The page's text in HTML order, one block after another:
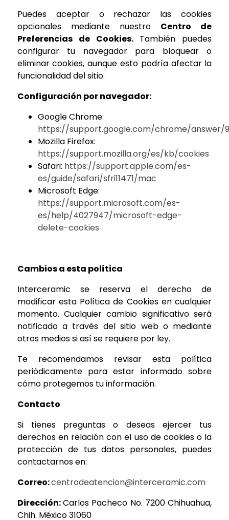
Puedes aceptar o rechazar las cookies
opcionales mediante nuestro Centro de
Preferencias de Cookies. También puedes
configurar tu navegador para bloquear o
eliminar cookies, aunque esto podría afectar la
funcionalidad del sitio.
Configuración por navegador:
Google Chrome:
https://support.google.com/chrome/answer/
Mozilla Firefox:
https://support.mozilla.org/es/kb/cookies
Safari: https://support.apple.com/es-
es/guide/safari/sfri11471/mac
Microsoft Edge:
https://support.microsoft.com/es-
es/help/4027947/microsoft-edge-
delete-cookies
Cambios a esta política
Interceramic se reserva el derecho de
modificar esta Política de Cookies en cualquier
momento. Cualquier cambio significativo será
notificado a través del sitio web o mediante
otros medios si así se requiere por ley.
Te recomendamos revisar esta política
periódicamente para estar informado sobre
cómo protegemos tu información.
Contacto
Si tienes preguntas o deseas ejercer tus
derechos en relación con el uso de cookies o la
protección de tus datos personales, puedes
contactarnos en:
Correo:centrodeatencion@interceramic.com
Dirección:Carlos Pacheco No. 7200 Chihuahua,
Chih. México 31060